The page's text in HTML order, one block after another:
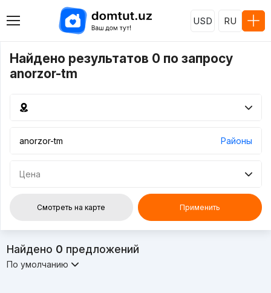
USD RU
Найдено результатов 0 по запросу
anorzor-tm
Районы
Цена
Смотреть на карте Применить
Найдено 0 предложений
По умолчанию